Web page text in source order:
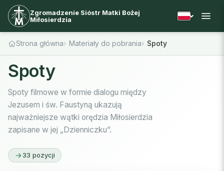
Zgromadzenie Sióstr Matki Bożej
Miłosierdzia
Strona główna Materiały do pobrania Spoty
Spoty
Spoty filmowe w formie dialogu między
Jezusem i św. Faustyną ukazują
najważniejsze wątki orędzia Miłosierdzia
zapisane w jej „Dzienniczku”.
33 pozycji